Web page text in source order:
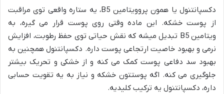
دکسپانتنول یا همون پروویتامین B5، یه ستاره واقعی توی مراقبت
از پوست خشکه. این ماده وقتی روی پوست قرار می گیره، به
ویتامین B5 تبدیل میشه که نقش حیاتی توی حفظ رطوبت، افزایش
نرمی و بهبود خاصیت ارتجاعی پوست داره. دکسپانتنول همچنین به
بهبود سد دفاعی پوست کمک می کنه و از خشکی و تحریک بیشتر
جلوگیری می کنه. اگه پوستتون خشکه و نیاز به یه تقویت حسابی
داره، دکسپانتنول یه ترکیب کلیدیه.